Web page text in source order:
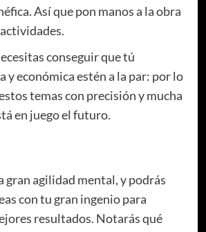
Así que pon manos a la obra
conseguir que tú
y económica estén a la par: por lo
temas con precisión y mucha
en juego el futuro.
gran agilidad mental, y podrás
con tu gran ingenio para
resultados. Notarás qué